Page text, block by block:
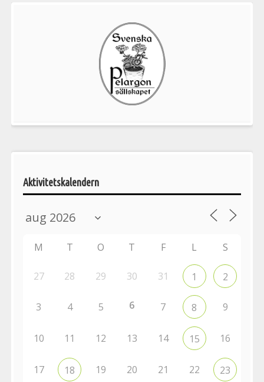
Pelargonsällskapets
Aktivitetskalendern
M T O T F L S
27 28 29 30 31 1 2
3 4 5 6 7 8 9
10 11 12 13 14 15 16
17 18 19 20 21 22 23